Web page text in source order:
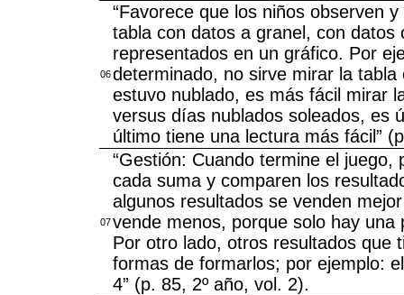
06
“Favorece que los niños observen
tabla con datos a granel, con
representados en un gráfico. Por
determinado, no sirve mirar la
estuvo nublado, es más fácil mirar
versus días nublados soleados, es
último tiene una lectura más fácil”
07
“Gestión: Cuando termine el
cada suma y comparen los
algunos resultados se venden
vende menos, porque solo hay
Por otro lado, otros resultados que
formas de formarlos; por ejemplo:
4” (p. 85, 2º año, vol. 2).